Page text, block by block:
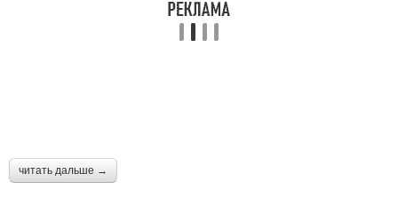
читать дальше →